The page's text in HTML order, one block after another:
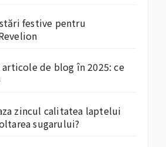
festive pentru
de blog în 2025: ce
zincul calitatea laptelui
sugarului?